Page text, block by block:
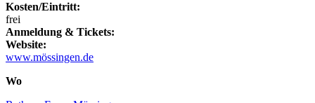
Kosten/Eintritt:
frei
Anmeldung & Tickets:
Website:
www.mössingen.de
Wo